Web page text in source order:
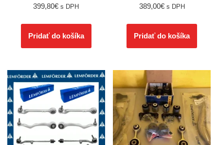
399,80€ s DPH
Pridať do košíka
389,00€ s DPH
Pridať do košíka